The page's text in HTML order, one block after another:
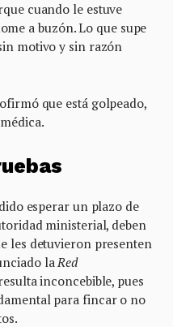
cuando le estuve
a buzón. Lo que supe
motivo y sin razón
que está golpeado,
esperar un plazo de
ministerial, deben
les detuvieron presenten
la Red
inconcebible, pues
para fincar o no